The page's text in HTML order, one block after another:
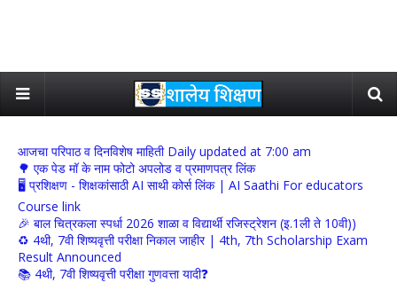
आजचा परिपाठ व दिनविशेष माहिती Daily updated at 7:00 am
🌳 एक पेड मॉ के नाम फोटो अपलोड व प्रमाणपत्र लिंक
🖥 प्रशिक्षण - शिक्षकांसाठी AI साथी कोर्स लिंक | AI Saathi For educators
Course link
🎉 बाल चित्रकला स्पर्धा 2026 शाळा व विद्यार्थी रजिस्ट्रेशन (इ.1ली ते 10वी))
♻️ 4थी, 7वी शिष्यवृत्ती परीक्षा निकाल जाहीर | 4th, 7th Scholarship Exam
Result Announced
📚 4थी, 7वी शिष्यवृत्ती परीक्षा गुणवत्ता यादी❓